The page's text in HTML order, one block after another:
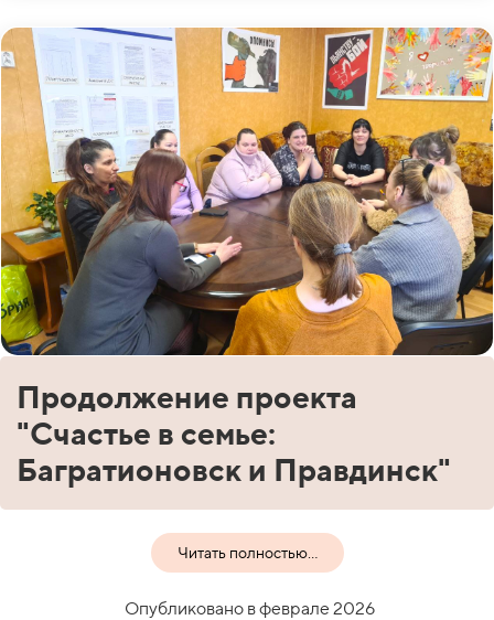
Продолжение проекта
"Счастье в семье:
Багратионовск и Правдинск"
Читать полностью...
Опубликовано в феврале 2026